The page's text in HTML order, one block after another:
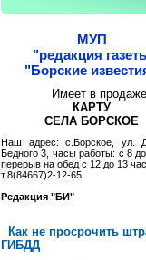
МУП
"редакция
"Борские
Имеет в продаже
КАРТУ
СЕЛА БОРСКОЕ
Наш адрес: с.Борское, ул.
Бедного 3, часы работы: с 8 до
перерыв на обед с 12 до 13 час.
т.8(84667)2-12-65
Редакция "БИ"
Как не просрочить
ГИБДД